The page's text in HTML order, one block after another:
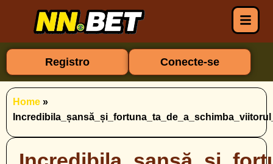
Registro Conecte-se
Home »